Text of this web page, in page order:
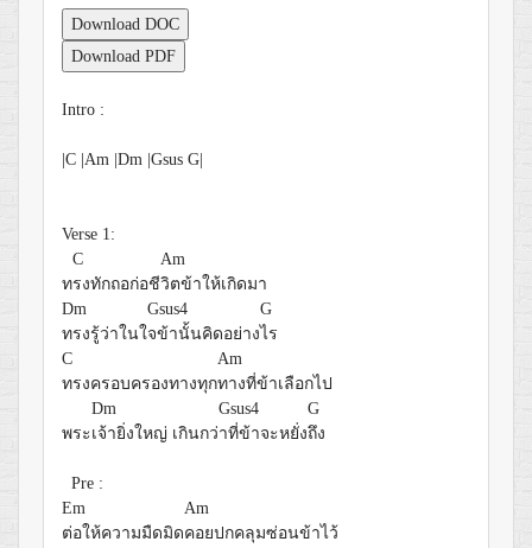
Download DOC
Download PDF
Intro :
|C |Am |Dm |Gsus G|
Verse 1:
C
Am
ทรงทักถอก่อชีวิตข้าให้เกิดมา
Dm
Gsus4
G
ทรงรู้ว่าในใจข้านั้นคิดอย่างไร
C
Am
ทรงครอบครองทางทุกทางที่ข้าเลือกไป
Dm
Gsus4
G
พระเจ้ายิ่งใหญ่ เกินกว่าที่ข้าจะหยั่งถึง
Pre :
Em
Am
ต่อให้ความมืดมิดคอยปกคลุมซ่อนข้าไว้